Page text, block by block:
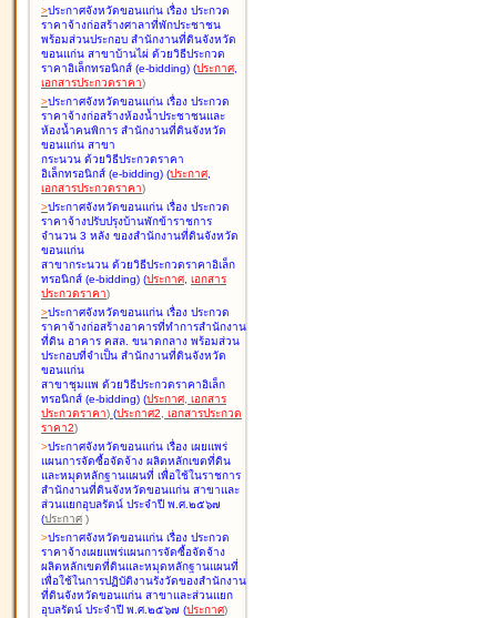
>ประกาศจังหวัดขอนแก่น เรื่อง ประกวด
ราคาจ้างก่อสร้างศาลาที่พักประชาชน
พร้อมส่วนประกอบ สำนักงานที่ดินจังหวัด
ขอนแก่น สาขาบ้านไผ่ ด้วยวิธีประกวด
ราคาอิเล็กทรอนิกส์ (e-bidding) (ประกาศ,
เอกสารประกวดราคา)
>ประกาศจังหวัดขอนแก่น เรื่อง ประกวด
ราคาจ้างก่อสร้างห้องน้ำประชาชนและ
ห้องน้ำคนพิการ สำนักงานที่ดินจังหวัด
ขอนแก่น สาขา
กระนวน ด้วยวิธีประกวดราคา
อิเล็กทรอนิกส์ (e-bidding) (ประกาศ,
เอกสารประกวดราคา)
>ประกาศจังหวัดขอนแก่น เรื่อง ประกวด
ราคาจ้างปรับปรุงบ้านพักข้าราชการ
จำนวน 3 หลัง ของสำนักงานที่ดินจังหวัด
ขอนแก่น
สาขากระนวน ด้วยวิธีประกวดราคาอิเล็ก
ทรอนิกส์ (e-bidding) (ประกาศ, เอกสาร
ประกวดราคา)
>ประกาศจังหวัดขอนแก่น เรื่อง ประกวด
ราคาจ้างก่อสร้างอาคารที่ทำการสำนักงาน
ที่ดิน อาคาร คสล. ขนาดกลาง พร้อมส่วน
ประกอบที่จำเป็น สำนักงานที่ดินจังหวัด
ขอนแก่น
สาขาชุมแพ ด้วยวิธีประกวดราคาอิเล็ก
ทรอนิกส์ (e-bidding) (ประกาศ, เอกสาร
ประกวดราคา) (ประกาศ2, เอกสารประกวด
ราคา2)
>ประกาศจังหวัดขอนแก่น เรื่อง เผยแพร่
แผนการจัดซื้อจัดจ้าง ผลิตหลักเขตที่ดิน
และหมุดหลักฐานแผนที่ เพื่อใช้ในราชการ
สำนักงานที่ดินจังหวัดขอนแก่น สาขาและ
ส่วนแยกอุบลรัตน์ ประจำปี พ.ศ.๒๕๖๗
(ประกาศ )
>ประกาศจังหวัดขอนแก่น เรื่อง ประกวด
ราคาจ้างเผยแพร่แผนการจัดซื้อจัดจ้าง
ผลิตหลักเขตที่ดินและหมุดหลักฐานแผนที่
เพื่อใช้ในการปฏิบัติงานรังวัดของสำนักงาน
ที่ดินจังหวัดขอนแก่น สาขาและส่วนแยก
อุบลรัตน์ ประจำปี พ.ศ.๒๕๖๗ (ประกาศ)